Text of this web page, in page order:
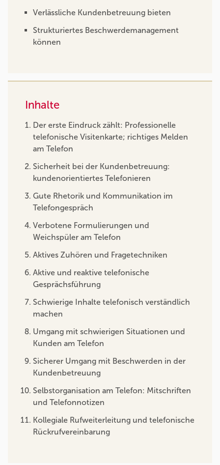
Verlässliche Kundenbetreuung bieten
Strukturiertes Beschwerdemanagement
können
Inhalte
Der erste Eindruck zählt: Professionelle
telefonische Visitenkarte; richtiges Melden
am Telefon
Sicherheit bei der Kundenbetreuung:
kundenorientiertes Telefonieren
Gute Rhetorik und Kommunikation im
Telefongespräch
Verbotene Formulierungen und
Weichspüler am Telefon
Aktives Zuhören und Fragetechniken
Aktive und reaktive telefonische
Gesprächsführung
Schwierige Inhalte telefonisch verständlich
machen
Umgang mit schwierigen Situationen und
Kunden am Telefon
Sicherer Umgang mit Beschwerden in der
Kundenbetreuung
Selbstorganisation am Telefon: Mitschriften
und Telefonnotizen
Kollegiale Rufweiterleitung und telefonische
Rückrufvereinbarung